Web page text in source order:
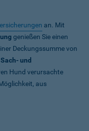
an. Mit
genießen Sie einen
Deckungssumme von
und
Hund verursachte
aus